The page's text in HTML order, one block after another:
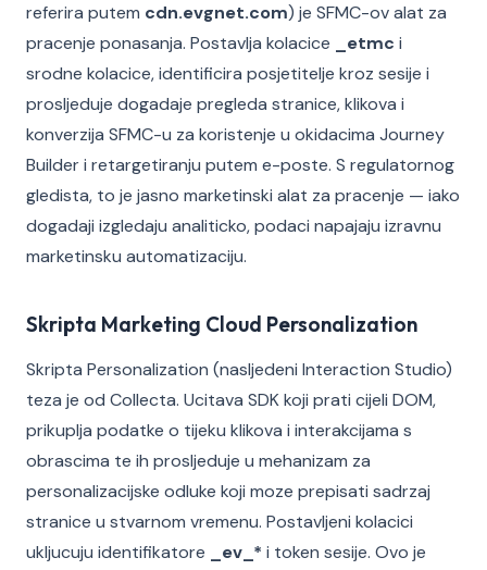
referira putem cdn.evgnet.com) je SFMC-ov alat za
pracenje ponasanja. Postavlja kolacice
_etmc i
srodne kolacice, identificira posjetitelje kroz sesije i
prosljeduje dogadaje pregleda stranice, klikova i
konverzija SFMC-u za koristenje u okidacima Journey
Builder i retargetiranju putem e-poste. S regulatornog
gledista, to je jasno marketinski alat za pracenje — iako
dogadaji izgledaju analiticko, podaci napajaju izravnu
marketinsku automatizaciju.
Skripta Marketing Cloud Personalization
Skripta Personalization (nasljedeni Interaction Studio)
teza je od Collecta. Ucitava SDK koji prati cijeli DOM,
prikuplja podatke o tijeku klikova i interakcijama s
obrascima te ih prosljeduje u mehanizam za
personalizacijske odluke koji moze prepisati sadrzaj
stranice u stvarnom vremenu. Postavljeni kolacici
ukljucuju identifikatore
_ev_* i token sesije. Ovo je